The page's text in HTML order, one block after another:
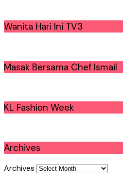
Wanita Hari Ini TV3
Masak Bersama Chef Ismail
KL Fashion Week
Archives
Archives